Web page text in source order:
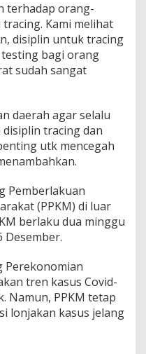
terhadap orang-
Kami melihat
disiplin untuk tracing
bagi orang
sudah sangat
daerah agar selalu
tracing dan
utk mencegah
Pemberlakuan
(PPKM) di luar
berlaku dua minggu
Desember.
Perekonomian
tren kasus Covid-
Namun, PPKM tetap
lonjakan kasus jelang